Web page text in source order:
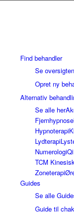
Find behandler
Se
Opret ny
Alternativ
Se alle her
Fjernhypnose
Hypnoterapi
Lydterapi
Numerologi
TCM
Zoneterapi
Guides
Se alle
Guide til